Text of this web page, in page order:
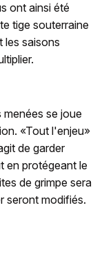
ont ainsi été
tige souterraine
les saisons
se joue
«Tout l'enjeu»
de garder
en protégeant le
de grimpe sera
seront modifiés.